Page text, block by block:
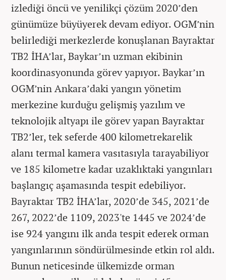
izlediği öncü ve yenilikçi çözüm 2020’den
günümüze büyüyerek devam ediyor. OGM’nin
belirlediği merkezlerde konuşlanan Bayraktar
TB2 İHA’lar, Baykar’ın uzman ekibinin
koordinasyonunda görev yapıyor. Baykar’ın
OGM’nin Ankara’daki yangın yönetim
merkezine kurduğu gelişmiş yazılım ve
teknolojik altyapı ile görev yapan Bayraktar
TB2’ler, tek seferde 400 kilometrekarelik
alanı termal kamera vasıtasıyla tarayabiliyor
ve 185 kilometre kadar uzaklıktaki yangınları
başlangıç aşamasında tespit edebiliyor.
Bayraktar TB2 İHA’lar, 2020’de 345, 2021’de
267, 2022’de 1109, 2023'te 1445 ve 2024’de
ise 924 yangını ilk anda tespit ederek orman
yangınlarının söndürülmesinde etkin rol aldı.
Bunun neticesinde ülkemizde orman